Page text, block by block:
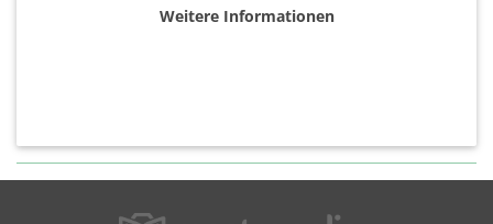
Weitere Informationen